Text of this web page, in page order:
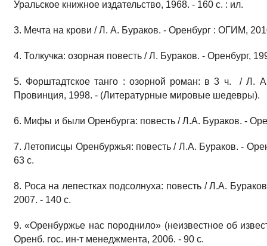
Уральское книжное издательство, 1968. - 160 с. : ил.
3. Мечта на крови / Л. А. Бураков. - Оренбург : ОГИМ,
4. Толкучка: озорная повесть / Л. Бураков. - Оренбург,
5. Форштадтское танго : озорной роман: в 3 ч. / Л.
Провинция, 1998. - (Литературные мировые шедевры).
6. Мифы и были Оренбурга: повесть / Л.А. Бураков. -
7. Летописцы Оренбуржья: повесть / Л.А. Бураков. -
63 с.
8. Роса на лепестках подсолнуха: повесть / Л.А.
2007. - 140 с.
9. «Оренбуржье нас породнило» (неизвестное об
Оренб. гос. ин-т менеджмента, 2006. - 90 с.